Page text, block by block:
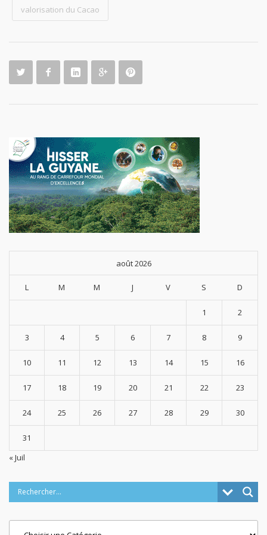
valorisation du Cacao
août 2026
L M M J V S D
1 2
3 4 5 6 7 8 9
10 11 12 13 14 15 16
17 18 19 20 21 22 23
24 25 26 27 28 29 30
31
« Juil